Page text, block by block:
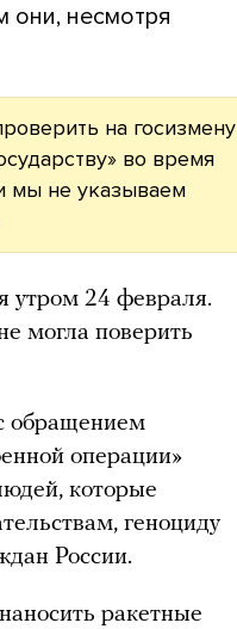
они, несмотря
на госизмену
во время
мы не указываем
утром 24 февраля.
могла поверить
обращением
операции»
которые
геноциду
России.
ракетные